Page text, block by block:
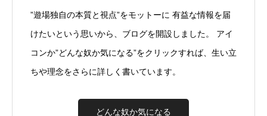
”遊場独自の本質と視点”をモットーに 有益な情報を届
けたいという思いから、ブログを開設しました。 アイ
コンか”どんな奴か気になる”をクリックすれば、生い立
ちや理念をさらに詳しく書いています。
どんな奴か気になる